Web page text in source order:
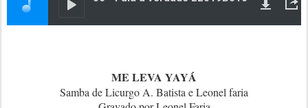
ME LEVA YAYÁ
Samba de Licurgo A. Batista e Leonel faria